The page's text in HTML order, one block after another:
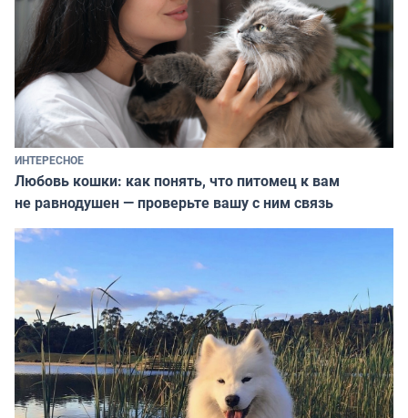
ИНТЕРЕСНОЕ
Любовь кошки: как понять, что питомец к вам
не равнодушен — проверьте вашу с ним связь